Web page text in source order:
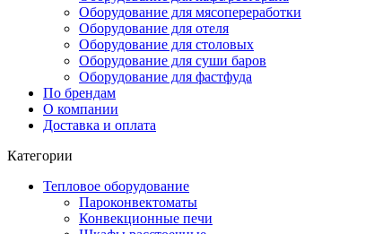
Оборудование для мясопереработки
Оборудование для отеля
Оборудование для столовых
Оборудование для суши баров
Оборудование для фастфуда
По брендам
О компании
Доставка и оплата
Категории
Тепловое оборудование
Пароконвектоматы
Конвекционные печи